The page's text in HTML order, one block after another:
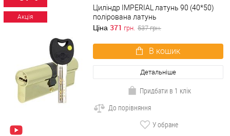
Акція
Циліндр IMPERIAL латунь 90 (40*50)
полірована латунь
Ціна 371 грн. 537грн.
В кошик
Детальніше
Придбати в 1 клік
До порівняння
У обране